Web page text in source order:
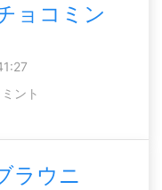
ョコミン
ント
ラウニ